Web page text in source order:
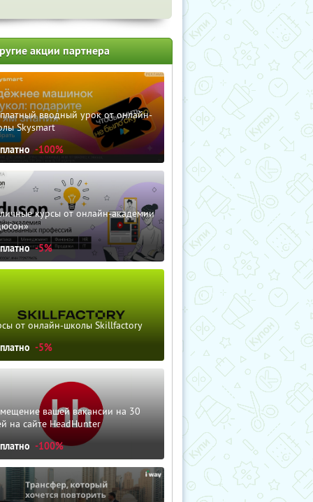
акции партнера
вводный урок от онлайн-
Skysmart
-100%
курсы от онлайн-академии
-5%
от онлайн-школы Skillfactory
-5%
вашей вакансии на 30
на сайте HeadHunter
-100%